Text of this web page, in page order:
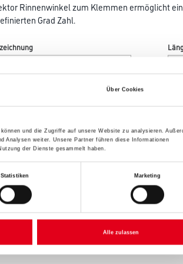
Über Cookies
und die Zugriffe auf unsere Website zu analysieren.
Analysen weiter. Unsere Partner führen diese Informationen
der Dienste gesammelt haben.
Statistiken Marketing
Alle zulassen
Rinnenwinkel zum Klemmen ermöglicht
Grad Zahl.